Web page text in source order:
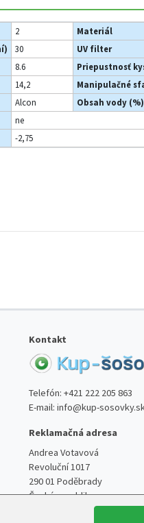
2 Materiál
30 UV filter
8.6 Priepustnosť
14,2 Manipulačné
Alcon Obsah vody (%)
ne
-2,75
Kontakt
Telefón: +421 222 205 863
E-mail: info@kup-
Reklamačná adresa
Andrea Votavová
Revoluční 1017
290 01 Poděbrady
Česká republika